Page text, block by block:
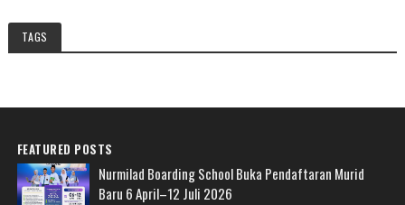
TAGS
FEATURED POSTS
Nurmilad Boarding School Buka Pendaftaran Murid
Baru 6 April–12 Juli 2026